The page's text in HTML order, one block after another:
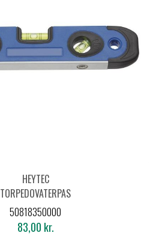
HEYTEC
TORPEDOVATERPAS
230MM
50818350000
83,00 kr.